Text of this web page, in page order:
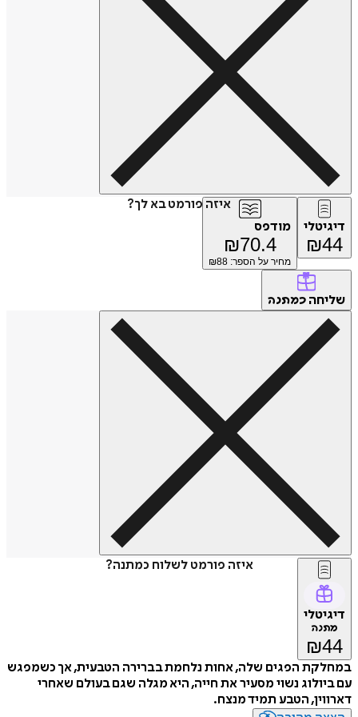
איזה פורמט בא לך?
₪
מודפס
₪70.4
מחיר על הספר: ₪88
כמתנה
איזה פורמט לשלוח כמתנה?
₪
הפגים שלה, אחות נלחמת בברירה הטבעית, אך כשמפגש
נשוי מסעיר את חייה, היא מגלה שגם בעולם שאחרי
הטבע תמיד מנצח.